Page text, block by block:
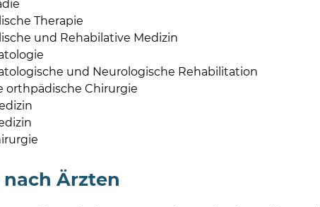
Therapie
und Rehabilative Medizin
und Neurologische Rehabilitation
orthpädische Chirurgie
nach Ärzten